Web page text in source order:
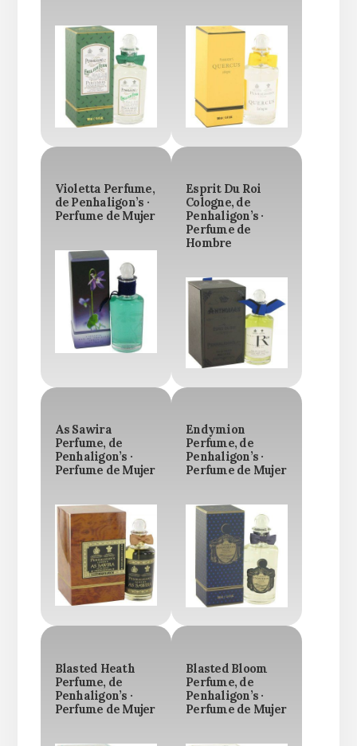
Violetta Perfume,
de Penhaligon’s ·
Perfume de Mujer
Esprit Du Roi
Cologne, de
Penhaligon’s ·
Perfume de
Hombre
As Sawira
Perfume, de
Penhaligon’s ·
Perfume de Mujer
Endymion
Perfume, de
Penhaligon’s ·
Perfume de Mujer
Blasted Heath
Perfume, de
Penhaligon’s ·
Perfume de Mujer
Blasted Bloom
Perfume, de
Penhaligon’s ·
Perfume de Mujer